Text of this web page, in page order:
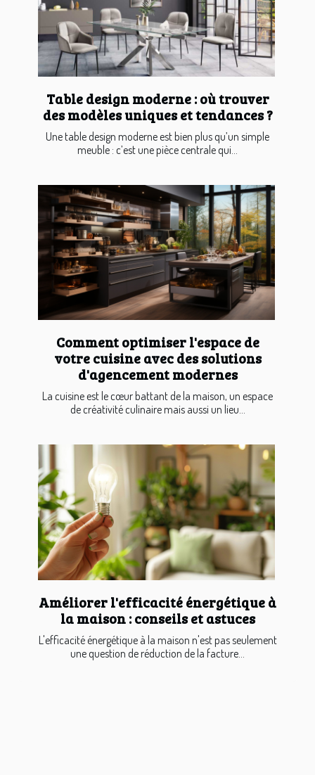
Table design moderne : où trouver
des modèles uniques et tendances ?
Une table design moderne est bien plus qu’un simple
meuble : c’est une pièce centrale qui...
Comment optimiser l'espace de
votre cuisine avec des solutions
d'agencement modernes
La cuisine est le cœur battant de la maison, un espace
de créativité culinaire mais aussi un lieu...
Améliorer l'efficacité énergétique à
la maison : conseils et astuces
L'efficacité énergétique à la maison n'est pas seulement
une question de réduction de la facture...